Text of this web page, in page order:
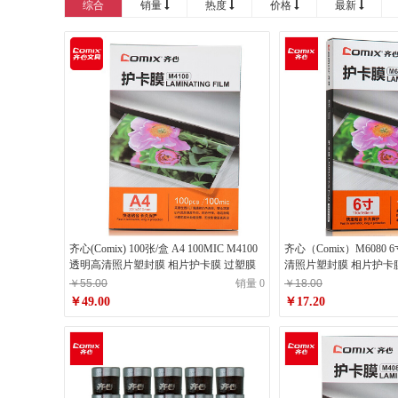
综合 销量 热度 价格 最新
齐心(Comix) 100张/盒 A4 100MIC M4100
透明高清照片塑封膜 相片护卡膜 过塑膜
￥55.00
销量 0
￥49.00
齐心（Comix）M6080 6寸 80MIC 透
清照片塑封膜 相片护卡
￥18.00
￥17.20